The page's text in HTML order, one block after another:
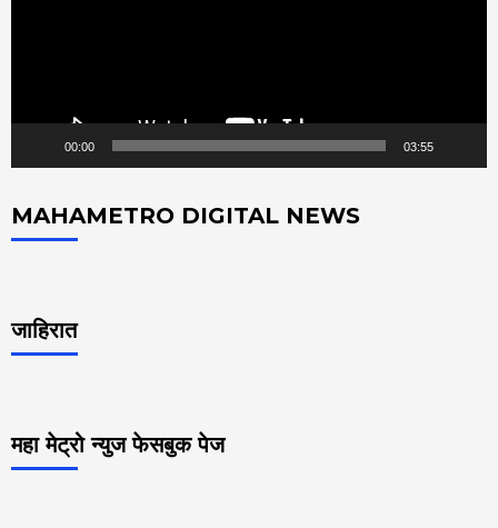
00:00 03:55
MAHAMETRO DIGITAL NEWS
जाहिरात
महा मेट्रो न्युज फेसबुक पेज